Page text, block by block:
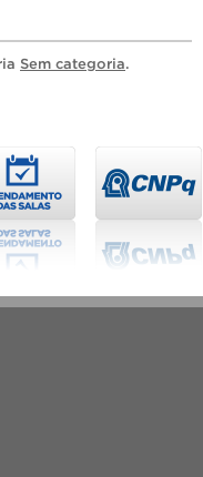
Sem categoria.